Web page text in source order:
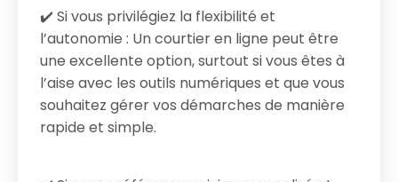
✔️ Si vous privilégiez la flexibilité et
l’autonomie : Un courtier en ligne peut être
une excellente option, surtout si vous êtes à
l’aise avec les outils numériques et que vous
souhaitez gérer vos démarches de manière
rapide et simple.